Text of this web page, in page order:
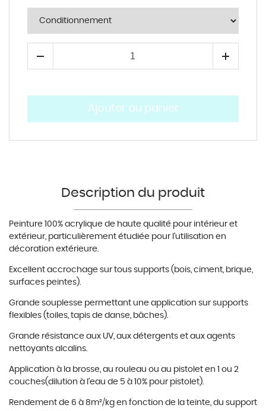
Description du produit
Peinture 100% acrylique de haute qualité pour intérieur et
extérieur, particulièrement étudiée pour l'utilisation en
décoration extérieure.
Excellent accrochage sur tous supports (bois, ciment, brique,
surfaces peintes).
Grande souplesse permettant une application sur supports
flexibles (toiles, tapis de danse, bâches).
Grande résistance aux UV, aux détergents et aux agents
nettoyants alcalins.
Application à la brosse, au rouleau ou au pistolet en 1 ou 2
couches(dilution à l'eau de 5 à 10% pour pistolet).
Rendement de 6 à 8m²/kg en fonction de la teinte, du support